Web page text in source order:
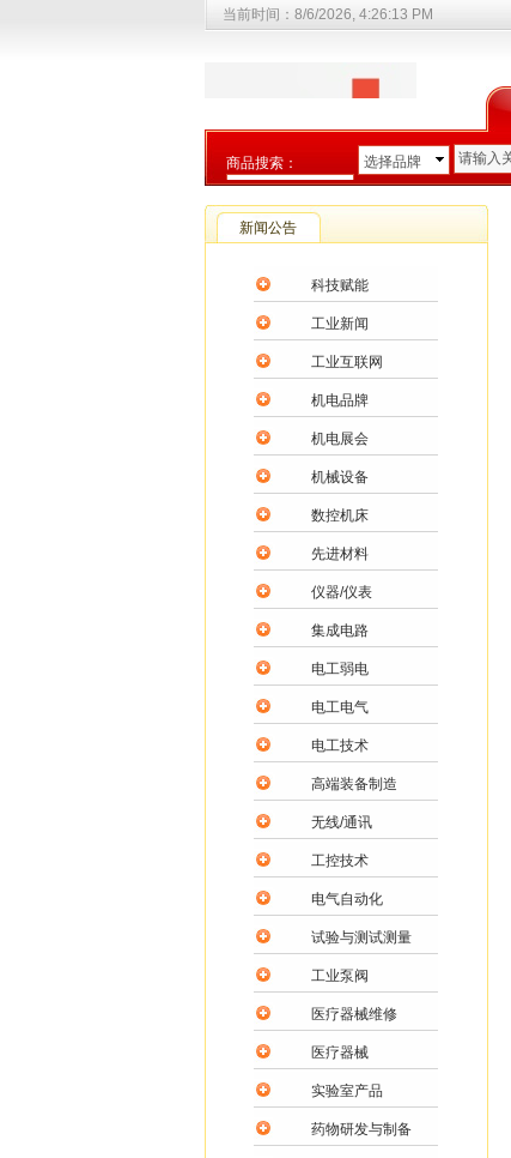
当前时间： 8/6/2026, 4:26:14 PM
商品搜索：
选择商品分类
选择品牌
新闻公告
科技赋能
工业新闻
工业互联网
机电品牌
机电展会
机械设备
数控机床
先进材料
仪器/仪表
集成电路
电工弱电
电工电气
电工技术
高端装备制造
无线/通讯
工控技术
电气自动化
试验与测试测量
工业泵阀
医疗器械维修
医疗器械
实验室产品
药物研发与制备